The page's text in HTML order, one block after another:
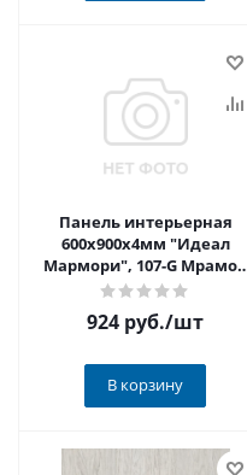
Панель интерьерная
600х900х4мм "Идеал
Мармори", 107-G Мрамор
розовый глянцевый
924 руб./шт
В корзину